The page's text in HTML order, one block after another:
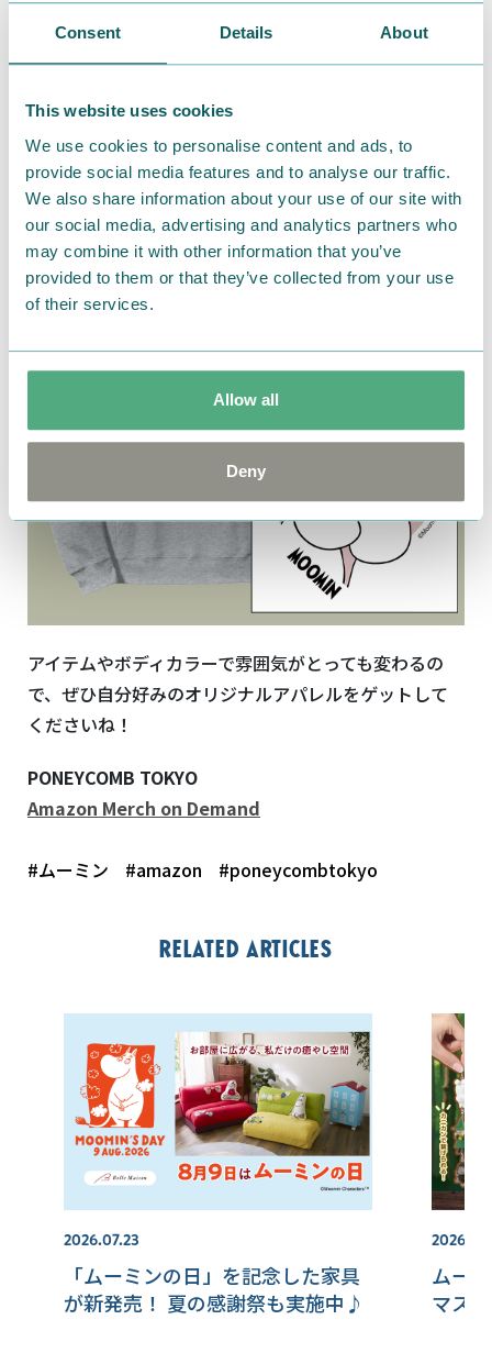
Consent Details About
This website uses cookies
We use cookies to personalise content and ads, to
provide social media features and to analyse our traffic.
We also share information about your use of our site with
our social media, advertising and analytics partners who
may combine it with other information that you’ve
provided to them or that they’ve collected from your use
of their services.
Allow all
Deny
アイテムやボディカラーで雰囲気がとっても変わるの
で、ぜひ自分好みのオリジナルアパレルをゲットして
くださいね！
PONEYCOMB TOKYO
Amazon Merch on Demand
#ムーミン #amazon #poneycombtokyo
Related articles
2026.07.23
「ムーミンの日」を記念した家具
が新発売！ 夏の感謝祭も実施中♪
ムー
マス